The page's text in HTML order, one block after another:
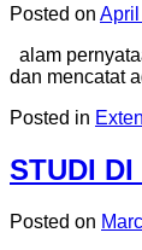
Posted on April
alam
dan mencatat
Posted in
STUDI
Posted on